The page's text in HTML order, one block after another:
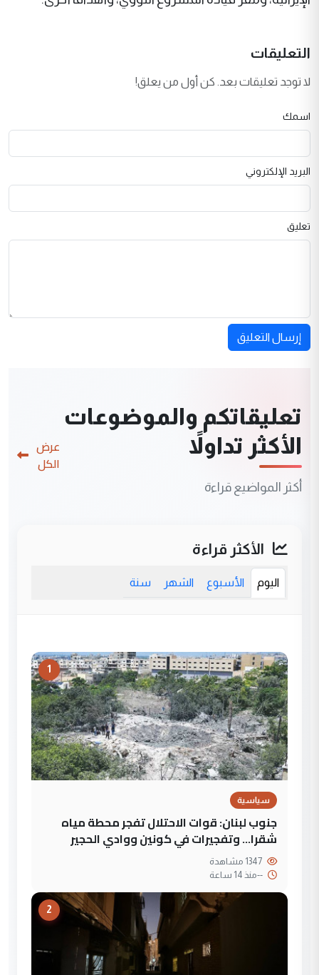
التعليقات
لا توجد تعليقات بعد. كن أول من يعلق!
اسمك
البريد الإلكتروني
تعليق
إرسال التعليق
تعليقاتكم والموضوعات
الأكثر تداولاً
أكثر المواضيع قراءة
عرض
الكل
الأكثر قراءة
اليوم الأسبوع الشهر سنة
1
سياسية
جنوب لبنان: قوات الاحتلال تفجر محطة مياه
شقرا… وتفجيرات في كونين ووادي الحجير
--منذ 14 ساعة
2